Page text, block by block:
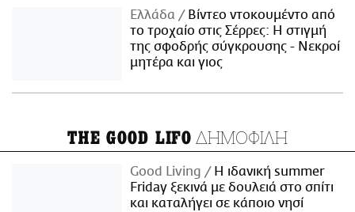
Ελλάδα
Βίντεο ντοκουμέντο από
το τροχαίο στις Σέρρες: Η στιγμή
της σφοδρής σύγκρουσης - Νεκροί
μητέρα και γιος
THE GOOD LIFO ΔΗΜΟΦΙΛΗ
Good Living
Η ιδανική summer
Friday ξεκινά με δουλειά στο σπίτι
και καταλήγει σε κάποιο νησί